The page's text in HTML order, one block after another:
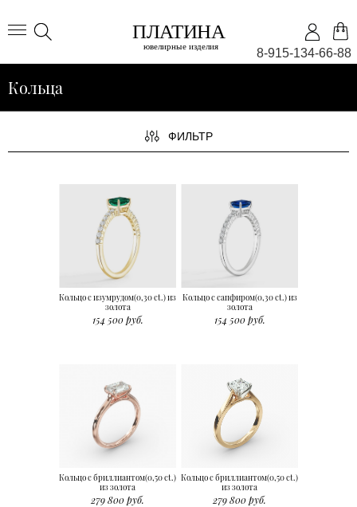
8-915-134-66-88
Кольца
ФИЛЬТР
Кольцо с изумрудом(0,30 ct.) из
золота
154 500 руб.
Кольцо с сапфиром(0,30 ct.) из
золота
154 500 руб.
Кольцо с бриллиантом(0,50 ct.)
из золота
279 800 руб.
Кольцо с бриллиантом(0,50 ct.)
из золота
279 800 руб.